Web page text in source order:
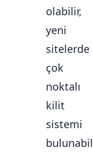
olabilir,
yeni
sitelerde
çok
noktalı
kilit
sistemi